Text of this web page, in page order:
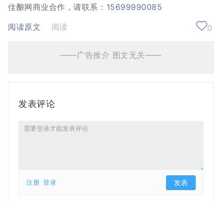
佳酿网商业合作，请联系： 15699990085
阅读原文
阅读 0
——广告推介 图文无关——
发表评论
注册 登录